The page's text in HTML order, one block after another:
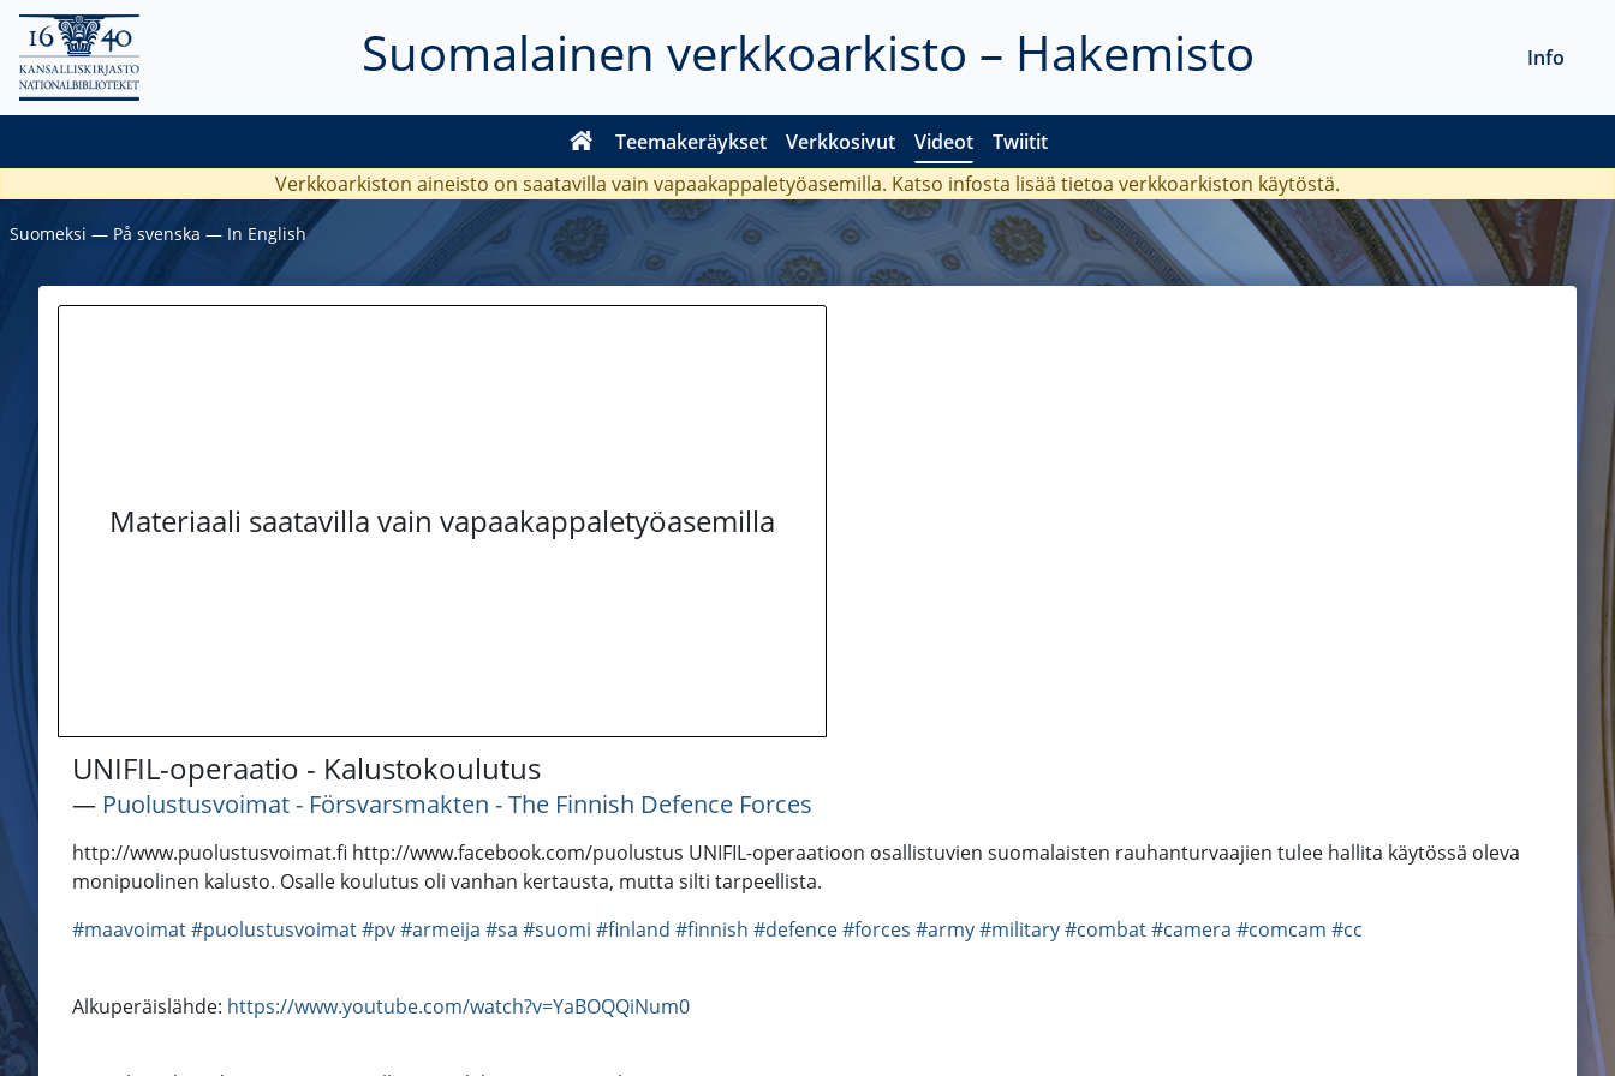
Suomalainen verkkoarkisto – Hakemisto
Teemakeräykset Verkkosivut Videot Twiitit
Info
Verkkoarkiston aineisto on saatavilla vain vapaakappaletyöasemilla. Katso infosta lisää tietoa verkkoarkiston käytöstä.
Suomeksi ― På svenska ― In English
Materiaali saatavilla vain vapaakappaletyöasemilla
UNIFIL-operaatio - Kalustokoulutus
― Puolustusvoimat - Försvarsmakten - The Finnish Defence Forces
http://www.puolustusvoimat.fi http://www.facebook.com/puolustus UNIFIL-operaatioon osallistuvien suomalaisten rauhanturvaajien tulee hallita käytössä oleva
monipuolinen kalusto. Osalle koulutus oli vanhan kertausta, mutta silti tarpeellista.
#maavoimat#puolustusvoimat#pv#armeija #sa #suomi #finland #finnish #defence#forces #army#military#combat#camera #comcam #cc
Alkuperäislähde: https://www.youtube.com/watch?v=YaBOQQiNum0